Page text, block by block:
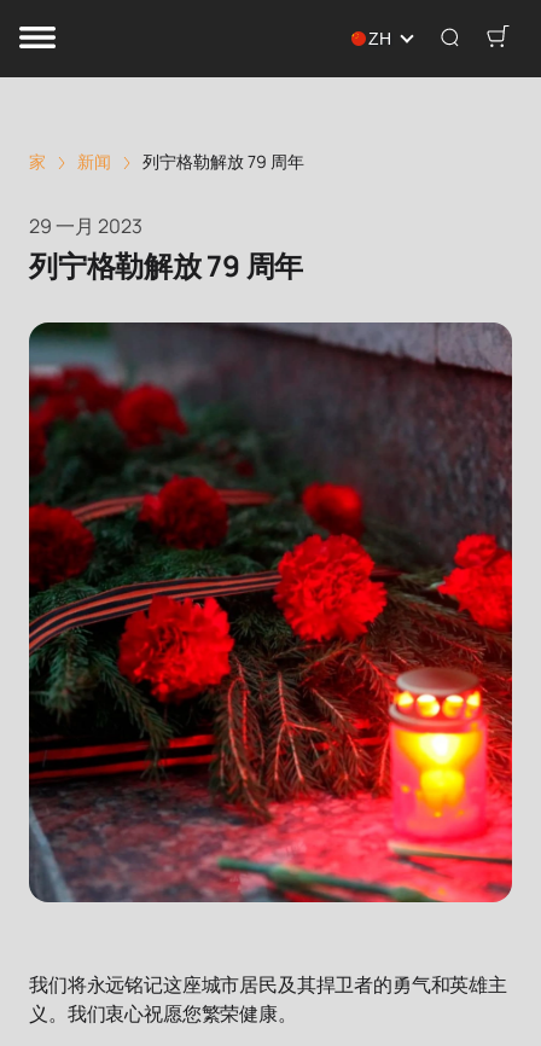
ZH
家 新闻 列宁格勒解放 79 周年
29 一月 2023
列宁格勒解放 79 周年
我们将永远铭记这座城市居民及其捍卫者的勇气和英雄主
义。我们衷心祝愿您繁荣健康。